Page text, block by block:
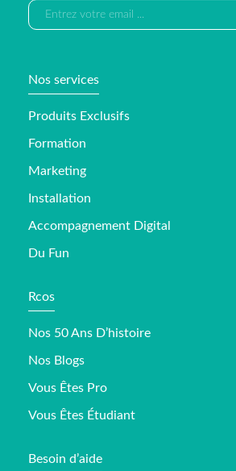
Nos services
Produits Exclusifs
Formation
Marketing
Installation
Accompagnement Digital
Du Fun
Rcos
Nos 50 Ans D’histoire
Nos Blogs
Vous Êtes Pro
Vous Êtes Étudiant
Besoin d’aide